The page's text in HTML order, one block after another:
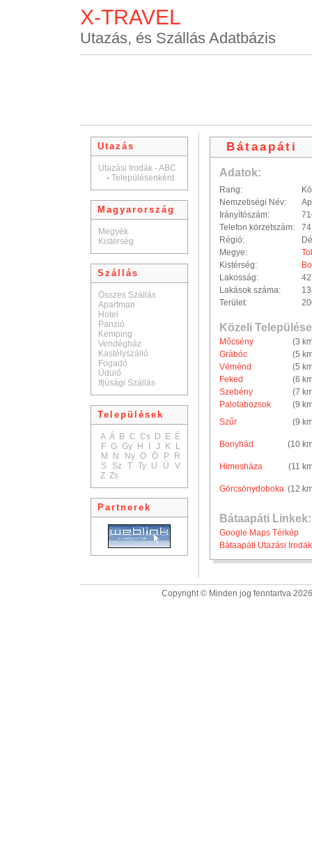
X-TRAVEL
Utazás, és Szállás Adatbázis
Utazás
Utazási Irodák - ABC
- Településenként
Magyarország
Megyék
Kistérség
Szállás
Összes Szállás
Apartman
Hotel
Panzió
Kemping
Vendégház
Kastélyszálló
Fogadó
Üdülő
Ifjúsági Szállás
Települések
A Á B C Cs D E É
F G Gy H J K
L
M
N Ny O Ö P
R
S
Sz T Ty U Ü
V
Z Zs
Partnerek
Bátaapáti
Adatok:
Rang:
Nemzetiségi Név:
Irányítószám:
Telefon körzetszám:
74
Régió:
Megye:
Kistérség:
Lakosság:
Lakások száma:
Terület:
Közeli
Mőcsény
(3
Grábóc
(5
Véménd
(5
Feked
(6
Szebény
(7
Palotabozsok
(9
Szűr
(9
Bonyhád (10
Himesháza (11
Görcsönydoboka (12
Bátaapáti Linkek:
Google Maps Térkép
Bátaapáti Utazási Irodák
Copyright © Minden jog fenntartva